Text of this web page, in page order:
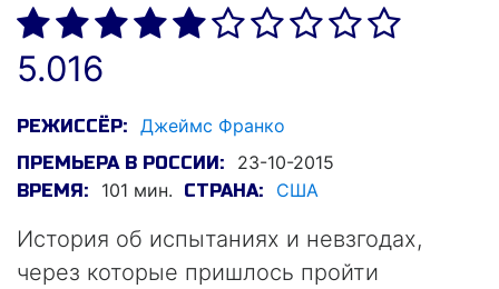
5.016
РЕЖИССЁР: Джеймс Франко
ПРЕМЬЕРА В РОССИИ: 23-10-2015
ВРЕМЯ: 101 мин. СТРАНА: США
История об испытаниях и невзгодах,
через которые пришлось пройти